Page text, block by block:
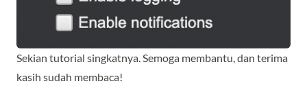
Sekian tutorial singkatnya. Semoga membantu, dan terima
kasih sudah membaca!